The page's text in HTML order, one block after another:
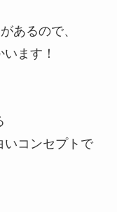
あるので、
ます！
いコンセプトで